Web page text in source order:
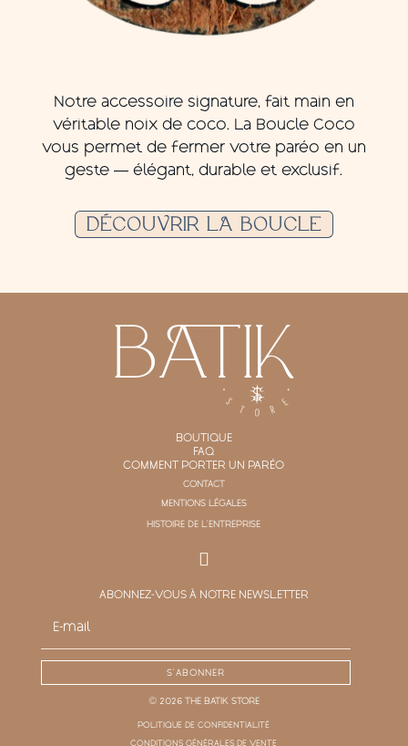
Notre accessoire signature, fait main en
véritable noix de coco. La Boucle Coco
vous permet de fermer votre paréo en un
geste — élégant, durable et exclusif.
DÉCOUVRIR LA BOUCLE
BOUTIQUE
FAQ
COMMENT PORTER UN PARÉO
CONTACT
MENTIONS LÉGALES
HISTOIRE DE L'ENTREPRISE
ABONNEZ-VOUS À NOTRE NEWSLETTER
S'ABONNER
© 2026 THE BATIK STORE
POLITIQUE DE CONFIDENTIALITÉ
CONDITIONS GÉNÉRALES DE VENTE